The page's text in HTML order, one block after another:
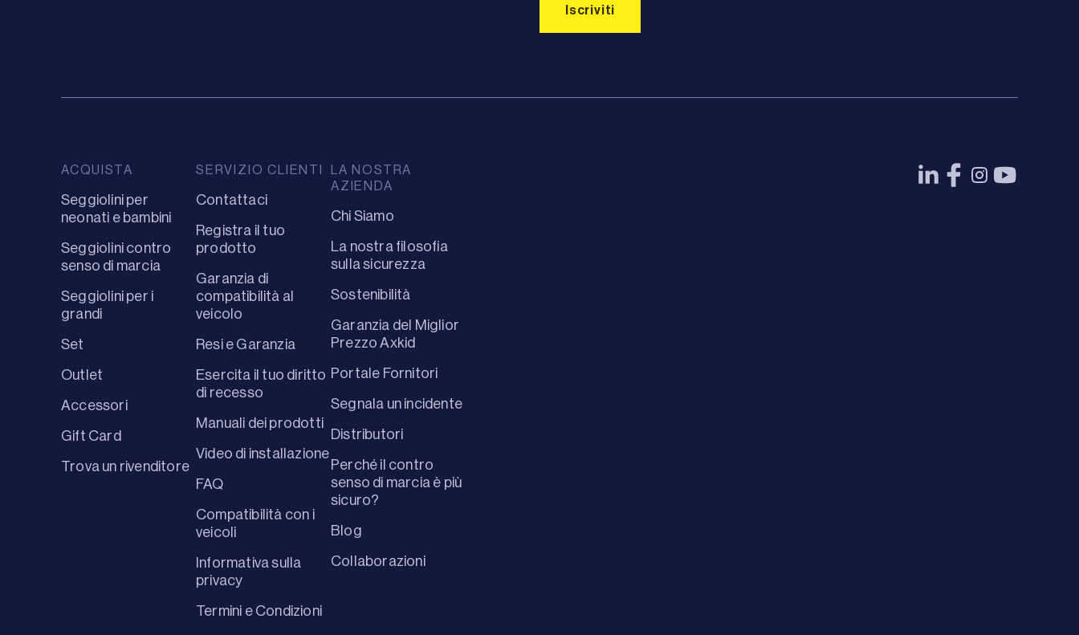
ACQUISTA
Seggiolini per
neonati e bambini
Seggiolini contro
senso di marcia
Seggiolini per i
grandi
Set
Outlet
Accessori
Gift Card
Trova un rivenditore
SERVIZIO CLIENTI
Contattaci
Registra il tuo
prodotto
Garanzia di
compatibilità al
veicolo
Resi e Garanzia
Esercita il tuo diritto
di recesso
Manuali dei prodotti
Video di installazione
FAQ
Compatibilità con i
veicoli
Informativa sulla
privacy
Termini e Condizioni
LA NOSTRA
AZIENDA
Chi Siamo
La nostra filosofia
sulla sicurezza
Sostenibilità
Garanzia del Miglior
Prezzo Axkid
Portale Fornitori
Segnala un incidente
Distributori
Perché il contro
senso di marcia è più
sicuro?
Blog
Collaborazioni